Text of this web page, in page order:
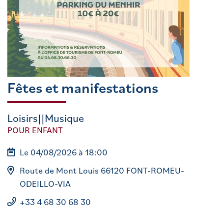
Fêtes et manifestations
Loisirs||Musique
POUR ENFANT
Le 04/08/2026 à 18:00
Route de Mont Louis 66120 FONT-ROMEU-
ODEILLO-VIA
+33 4 68 30 68 30